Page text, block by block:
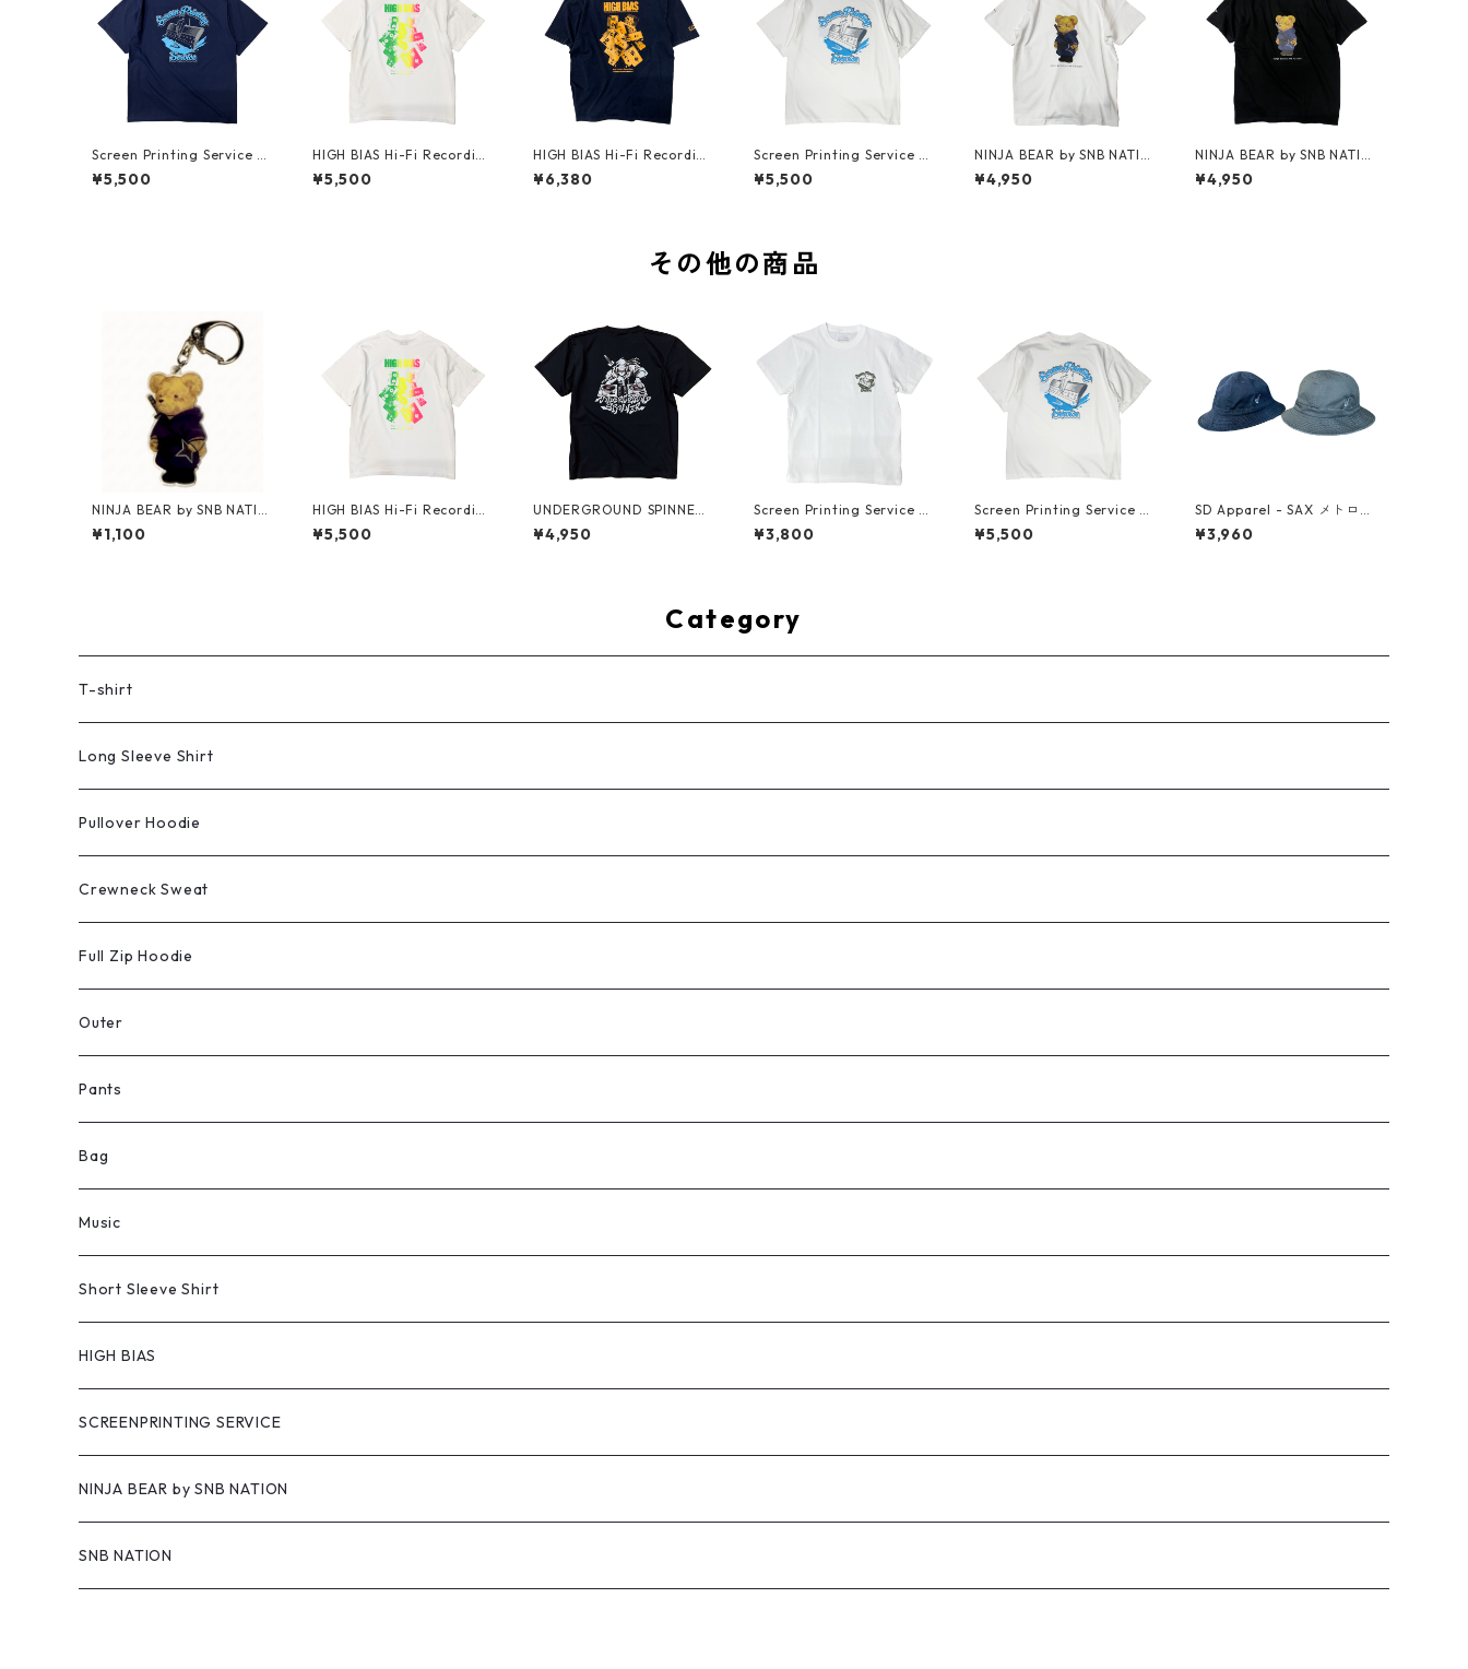
Screen Printing Service /
T-shirt (Indigo)
¥5,500
HIGH BIAS Hi-Fi Recording
T-shirt "NEON COLOR" (Fl
uorescent Gradient)
¥5,500
HIGH BIAS Hi-Fi Recording
T-shirt (Fade Navy x Mari
gold)
¥6,380
Screen Printing Service /
T-shirt (Vanilla White)
¥5,500
NINJA BEAR by SNB NATIO
N / T-shirt (White)
¥4,950
NINJA BEAR by SNB NATIO
N / T-shirt
¥4,950
その他の商品
NINJA BEAR by SNB NATIO
N / Acrylic Keychain
¥1,100
HIGH BIAS Hi-Fi Recording
T-shirt "NEON COLOR" (Fl
uorescent Gradient)
¥5,500
UNDERGROUND SPINNER
- NINJA DJ T-shirt (Limite
d Color)
¥4,950
Screen Printing Service /
White
¥3,800
Screen Printing Service /
T-shirt (Vanilla White)
¥5,500
SD Apparel - SAX メトロハ
ット
¥3,960
Category
T-shirt
Long Sleeve Shirt
Pullover Hoodie
Crewneck Sweat
Full Zip Hoodie
Outer
Pants
Bag
Music
Short Sleeve Shirt
HIGH BIAS
SCREENPRINTING SERVICE
NINJA BEAR by SNB NATION
SNB NATION